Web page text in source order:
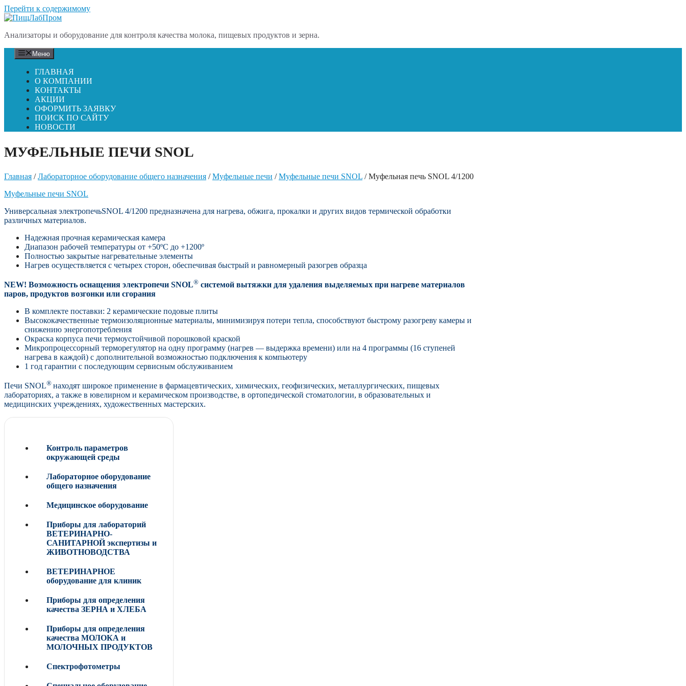
Перейти к содержимому
Анализаторы и оборудование для контроля качества молока, пищевых продуктов и зерна.
Меню
ГЛАВНАЯ
О КОМПАНИИ
КОНТАКТЫ
АКЦИИ
ОФОРМИТЬ ЗАЯВКУ
ПОИСК ПО САЙТУ
НОВОСТИ
МУФЕЛЬНЫЕ ПЕЧИ SNOL
Главная /Лабораторное оборудование общего назначения /Муфельные печи /Муфельные печи SNOL / Муфельная печь SNOL 4/1200
Муфельные печи SNOL
Универсальная электропечьSNOL 4/1200 предназначена для нагрева, обжига, прокалки и других видов термической обработки
различных материалов.
Надежная прочная керамическая камера
Диапазон рабочей температуры от +50ºC до +1200º
Полностью закрытые нагревательные элементы
Нагрев осуществляется с четырех сторон, обеспечивая быстрый и равномерный разогрев образца
NEW! Возможность оснащения электропечи SNOL® системой вытяжки для удаления выделяемых при нагреве материалов
паров, продуктов возгонки или сгорания
В комплекте поставки: 2 керамические подовые плиты
Высококачественные термоизоляционные материалы, минимизируя потери тепла, способствуют быстрому разогреву камеры и
снижению энергопотребления
Окраска корпуса печи термоустойчивой порошковой краской
Микропроцессорный терморегулятор на одну программу (нагрев — выдержка времени) или на 4 программы (16 ступеней
нагрева в каждой) с дополнительной возможностью подключения к компьютеру
1 год гарантии с последующим сервисным обслуживанием
Печи SNOL® находят широкое применение в фармацевтических, химических, геофизических, металлургических, пищевых
лабораториях, а также в ювелирном и керамическом производстве, в ортопедической стоматологии, в образовательных и
медицинских учреждениях, художественных мастерских.
Контроль параметров
окружающей среды
Лабораторное оборудование
общего назначения
Медицинское оборудование
Приборы для лабораторий
ВЕТЕРИНАРНО-
САНИТАРНОЙ экспертизы и
ЖИВОТНОВОДСТВА
ВЕТЕРИНАРНОЕ
оборудование для клиник
Приборы для определения
качества ЗЕРНА и ХЛЕБА
Приборы для определения
качества МОЛОКА и
МОЛОЧНЫХ ПРОДУКТОВ
Спектрофотометры